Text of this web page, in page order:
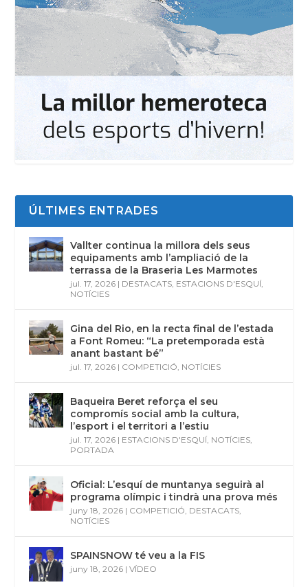
ÚLTIMES ENTRADES
Vallter continua la millora dels seus
equipaments amb l’ampliació de la
terrassa de la Braseria Les Marmotes
jul. 17, 2026 | DESTACATS, ESTACIONS D'ESQUÍ,
NOTÍCIES
Gina del Rio, en la recta final de l’estada
a Font Romeu: “La pretemporada està
anant bastant bé”
jul. 17, 2026 | COMPETICIÓ, NOTÍCIES
Baqueira Beret reforça el seu
compromís social amb la cultura,
l’esport i el territori a l’estiu
jul. 17, 2026 | ESTACIONS D'ESQUÍ, NOTÍCIES,
PORTADA
Oficial: L’esquí de muntanya seguirà al
programa olímpic i tindrà una prova més
juny 18, 2026 | COMPETICIÓ, DESTACATS,
NOTÍCIES
SPAINSNOW té veu a la FIS
juny 18, 2026 |VÍDEO